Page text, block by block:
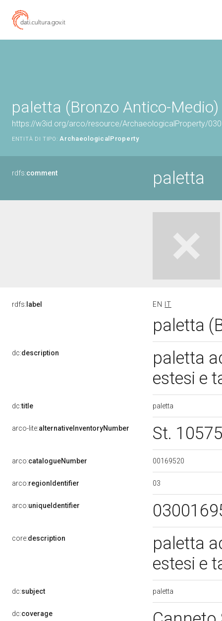
paletta (Bronzo Antico-Medio)
https://w3id.org/arco/resource/ArchaeologicalProperty/
ENTITÀ DI TIPO: ArchaeologicalProperty
rdfs:comment paletta
rdfs: label EN IT
paletta
dc:description
paletta
estesi e
dc:title paletta
arco-lite:alternativeInventoryNumber St.
arco:catalogueNumber 00169520
arco:regionIdentifier 03
arco:uniqueIdentifier
core:description
paletta
estesi e
dc:subject paletta
dc:coverage